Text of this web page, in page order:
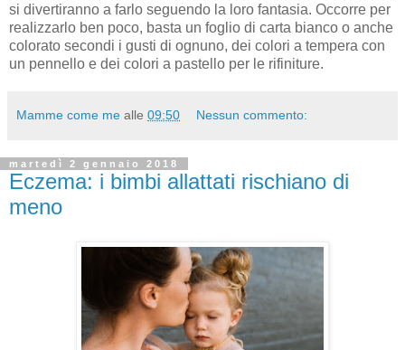
si divertiranno a farlo seguendo la loro fantasia. Occorre per
realizzarlo ben poco, basta un foglio di carta bianco o anche
colorato secondi i gusti di ognuno, dei colori a tempera con
un pennello e dei colori a pastello per le rifiniture.
Mamme come me alle 09:50 Nessun commento:
martedì 2 gennaio 2018
Eczema: i bimbi allattati rischiano di
meno